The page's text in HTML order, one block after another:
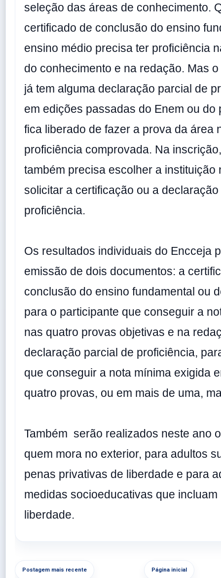
seleção das áreas de conhecimento.
certificado de conclusão do ensino
ensino médio precisa ter proficiência
do conhecimento e na redação. Mas
já tem alguma declaração parcial de
em edições passadas do Enem ou do
fica liberado de fazer a prova da área
proficiência comprovada. Na
também precisa escolher a instituição
solicitar a certificação ou a
proficiência.
Os resultados individuais do Encceja
emissão de dois documentos: a
conclusão do ensino fundamental ou
para o participante que conseguir a
nas quatro provas objetivas e na
declaração parcial de proficiência,
que conseguir a nota mínima exigida
quatro provas, ou em mais de uma,
Também serão realizados neste ano
quem mora no exterior, para adultos
penas privativas de liberdade e para
medidas socioeducativas que
liberdade.
Postagem mais recente Página inicial